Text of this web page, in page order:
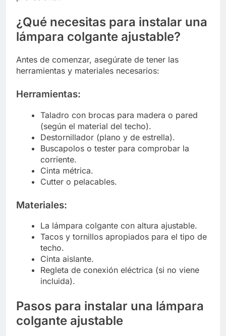
¿Qué necesitas para instalar una
lámpara colgante ajustable?
Antes de comenzar, asegúrate de tener las
herramientas y materiales necesarios:
Herramientas:
Taladro con brocas para madera o pared
(según el material del techo).
Destornillador (plano y de estrella).
Buscapolos o tester para comprobar la
corriente.
Cinta métrica.
Cutter o pelacables.
Materiales:
La lámpara colgante con altura ajustable.
Tacos y tornillos apropiados para el tipo de
techo.
Cinta aislante.
Regleta de conexión eléctrica (si no viene
incluida).
Pasos para instalar una lámpara
colgante ajustable